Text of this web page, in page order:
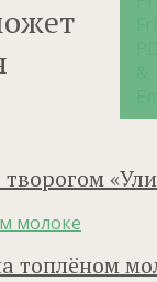
топлёном